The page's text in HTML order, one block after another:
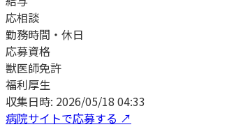
応相談
勤務時間・休日
応募資格
獣医師免許
福利厚生
収集日時: 2026/05/18 04:33
病院サイトで応募する ↗